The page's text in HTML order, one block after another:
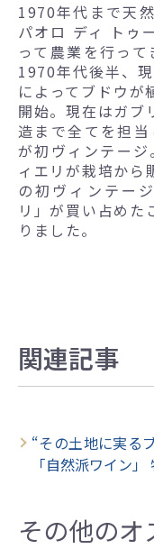
1970年代まで天
パオロ ディ トゥ
って農業を行って
1970年代後半、
によってブドウが
開始。現在はガブ
造まで全てを担
が初ヴィンテー
ィエリが栽培から
の初ヴィンテー
リ」が買い占めた
りました。
関連記事
“その土地に実る
「自然派ワイン
その他のオ